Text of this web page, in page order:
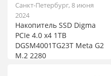
Санкт-Петербург, 8 июня
2024
Накопитель SSD Digma
PCIe 4.0 x4 1TB
DGSM4001TG23T Meta G2
M.2 2280